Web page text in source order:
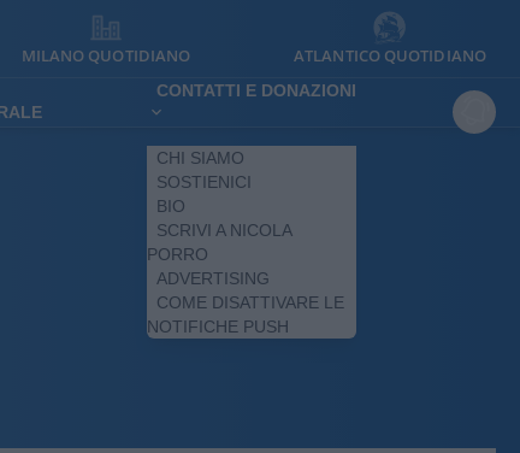
MILANO QUOTIDIANO ATLANTICO QUOTIDIANO
CONTATTI E DONAZIONI
CHI SIAMO
SOSTIENICI
BIO
SCRIVI A NICOLA
PORRO
ADVERTISING
COME DISATTIVARE LE
NOTIFICHE PUSH